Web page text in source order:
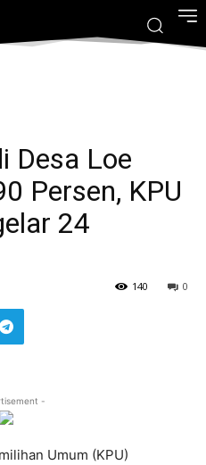
Desa Loe
Persen, KPU
24
0
140
-
Umum (KPU)